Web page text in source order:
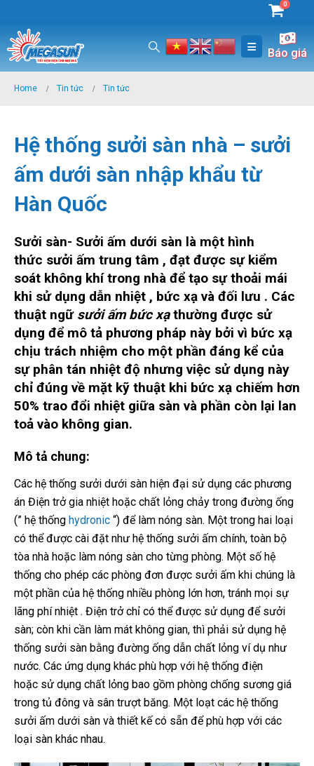
0
Báo giá
Home Tin tức Tin tức
Hệ thống sưởi sàn nhà – sưởi
ấm dưới sàn nhập khẩu từ
Hàn Quốc
Sưởi sàn- Sưởi ấm dưới sàn là một hình
thức sưởi ấm trung tâm , đạt được sự kiểm
soát không khí trong nhà để tạo sự thoải mái
khi sử dụng dẫn nhiệt , bức xạ và đối lưu . Các
thuật ngữ sưởi ấm bức xạthường được sử
dụng để mô tả phương pháp này bởi vì bức xạ
chịu trách nhiệm cho một phần đáng kể của
sự phân tán nhiệt độ nhưng việc sử dụng này
chỉ đúng về mặt kỹ thuật khi bức xạ chiếm hơn
50% trao đổi nhiệt giữa sàn và phần còn lại lan
toả vào không gian.
Mô tả chung:
Các hệ thống sưởi dưới sàn hiện đại sử dụng các phương
án Điện trở gia nhiệt hoặc chất lỏng chảy trong đường ống
(” hệ thống hydronic “) để làm nóng sàn. Một trong hai loại
có thể được cài đặt như hệ thống sưởi ấm chính, toàn bộ
tòa nhà hoặc làm nóng sàn cho từng phòng. Một số hệ
thống cho phép các phòng đơn được sưởi ấm khi chúng là
một phần của hệ thống nhiều phòng lớn hơn, tránh mọi sự
lãng phí nhiệt . Điện trở chỉ có thể được sử dụng để sưởi
sàn; còn khi cần làm mát không gian, thì phải sử dụng hệ
thống sưởi sàn bằng đường ống dẫn chất lỏng ví dụ như
nước. Các ứng dụng khác phù hợp với hệ thống điện
hoặc sử dụng chất lỏng bao gồm phòng chống sương giá
trong tủ đông và sân trượt băng. Một loạt các hệ thống
sưởi ấm dưới sàn và thiết kế có sẵn để phù hợp với các
loại sàn khác nhau.